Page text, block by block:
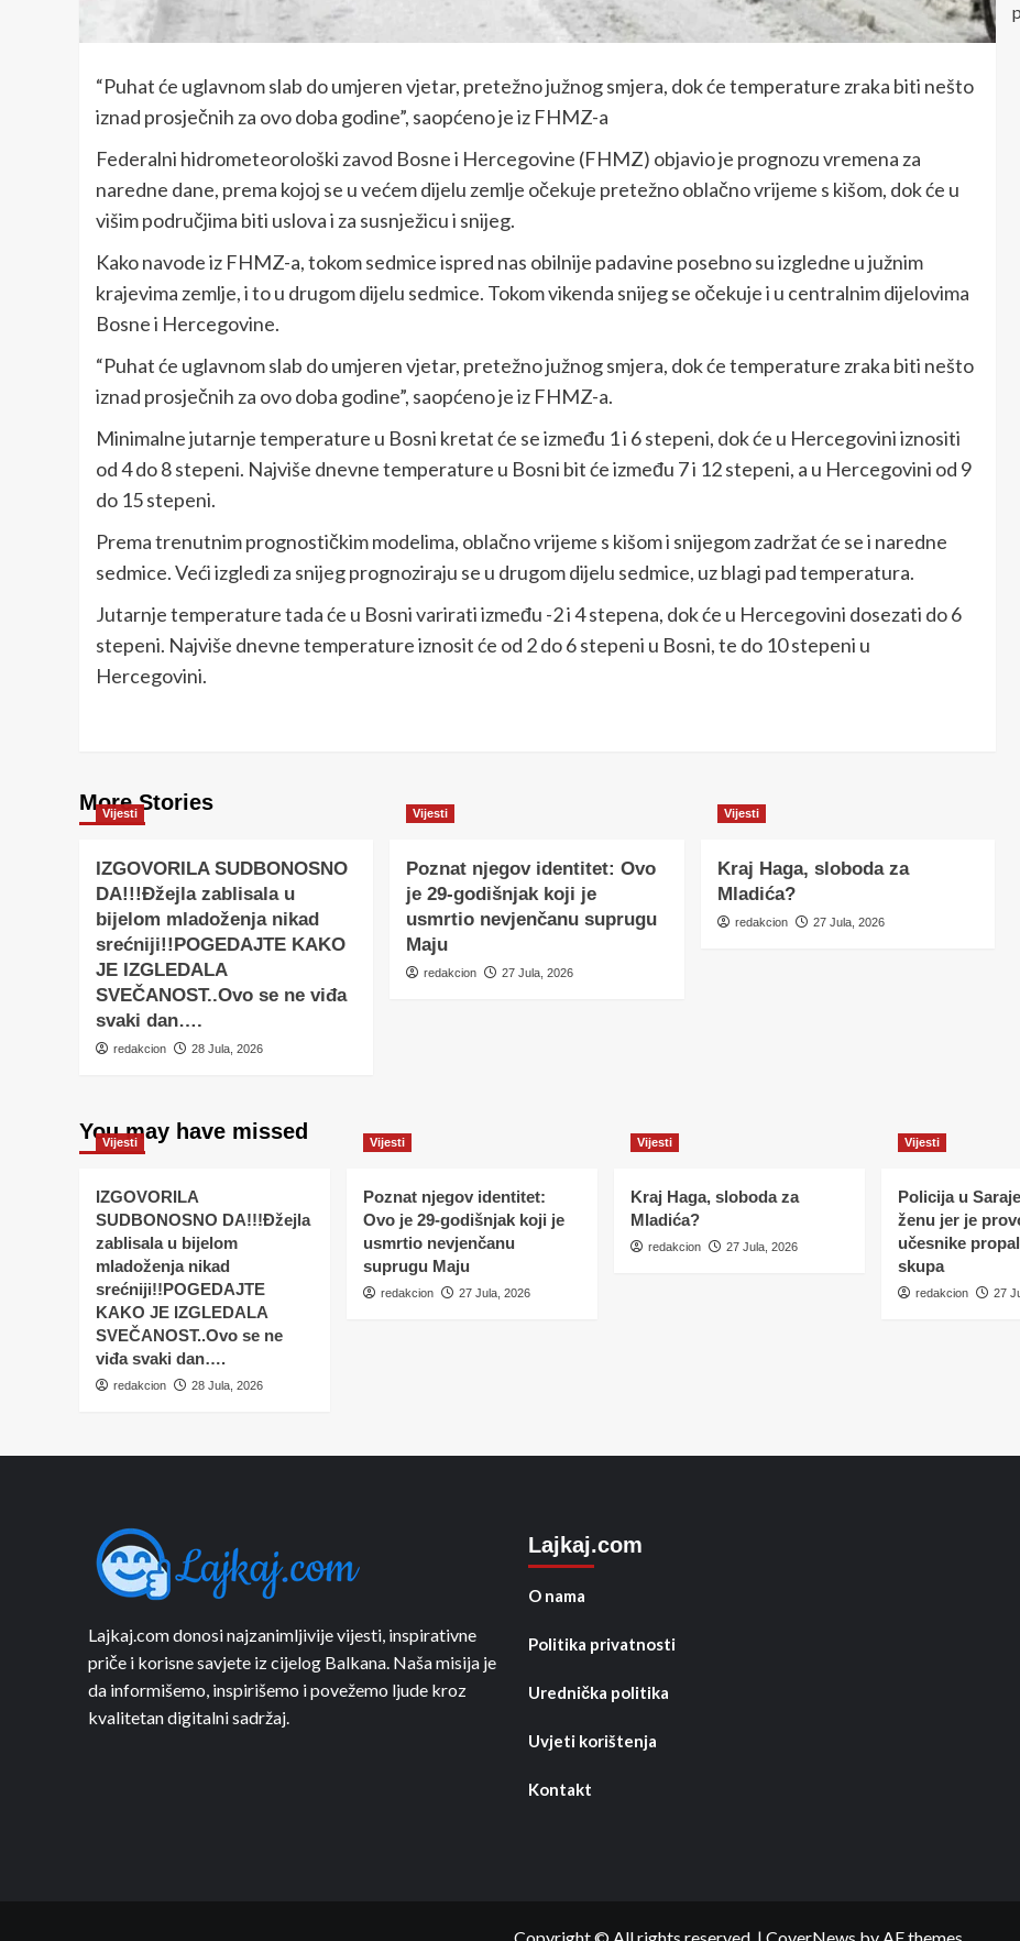
“Puhat će uglavnom slab do umjeren vjetar, pretežno južnog smjera, dok će temperature zraka biti nešto
iznad prosječnih za ovo doba godine”, saopćeno je iz FHMZ-a
Federalni hidrometeorološki zavod Bosne i Hercegovine (FHMZ) objavio je prognozu vremena za
naredne dane, prema kojoj se u većem dijelu zemlje očekuje pretežno oblačno vrijeme s kišom, dok će u
višim područjima biti uslova i za susnježicu i snijeg.
Kako navode iz FHMZ-a, tokom sedmice ispred nas obilnije padavine posebno su izgledne u južnim
krajevima zemlje, i to u drugom dijelu sedmice. Tokom vikenda snijeg se očekuje i u centralnim dijelovima
Bosne i Hercegovine.
“Puhat će uglavnom slab do umjeren vjetar, pretežno južnog smjera, dok će temperature zraka biti nešto
iznad prosječnih za ovo doba godine”, saopćeno je iz FHMZ-a.
Minimalne jutarnje temperature u Bosni kretat će se između 1 i 6 stepeni, dok će u Hercegovini iznositi
od 4 do 8 stepeni. Najviše dnevne temperature u Bosni bit će između 7 i 12 stepeni, a u Hercegovini od 9
do 15 stepeni.
Prema trenutnim prognostičkim modelima, oblačno vrijeme s kišom i snijegom zadržat će se i naredne
sedmice. Veći izgledi za snijeg prognoziraju se u drugom dijelu sedmice, uz blagi pad temperatura.
Jutarnje temperature tada će u Bosni varirati između -2 i 4 stepena, dok će u Hercegovini dosezati do 6
stepeni. Najviše dnevne temperature iznosit će od 2 do 6 stepeni u Bosni, te do 10 stepeni u
Hercegovini.
More Stories
Vijesti
IZGOVORILA SUDBONOSNO
DA!!!Đžejla zablisala u
bijelom mladoženja nikad
srećniji!!POGEDAJTE KAKO
JE IZGLEDALA
SVEČANOST..Ovo se ne viđa
svaki dan….
redakcion 28 Jula, 2026
Vijesti
Poznat njegov identitet: Ovo
je 29-godišnjak koji je
usmrtio nevjenčanu suprugu
Maju
redakcion 27 Jula, 2026
Vijesti
Kraj Haga, sloboda za
Mladića?
redakcion 27 Jula, 2026
You may have missed
Vijesti
IZGOVORILA
SUDBONOSNO DA!!!Đžejla
zablisala u bijelom
mladoženja nikad
srećniji!!POGEDAJTE
KAKO JE IZGLEDALA
SVEČANOST..Ovo se ne
viđa svaki dan….
redakcion 28 Jula, 2026
Vijesti
Poznat njegov identitet:
Ovo je 29-godišnjak koji je
usmrtio nevjenčanu
suprugu Maju
redakcion 27 Jula, 2026
Vijesti
Kraj Haga, sloboda za
Mladića?
redakcion 27 Jula, 2026
Vijesti
Policija u
ženu jer je
učesnike
skupa
redakcion 27
Lajkaj.com donosi najzanimljivije vijesti, inspirativne
priče i korisne savjete iz cijelog Balkana. Naša misija je
da informišemo, inspirišemo i povežemo ljude kroz
kvalitetan digitalni sadržaj.
Lajkaj.com
O nama
Politika privatnosti
Urednička politika
Uvjeti korištenja
Kontakt